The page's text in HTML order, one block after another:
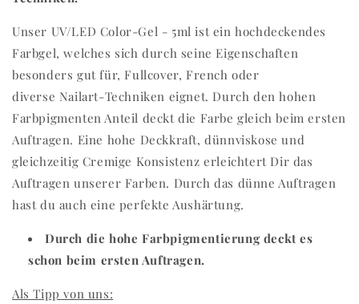
Unser UV/LED Color-Gel - 5ml ist ein hochdeckendes
Farbgel, welches sich durch seine Eigenschaften
besonders gut für, Fullcover, French oder
diverse Nailart-Techniken eignet. Durch den hohen
Farbpigmenten Anteil deckt die Farbe gleich beim ersten
Auftragen. Eine hohe Deckkraft, dünnviskose und
gleichzeitig Cremige Konsistenz erleichtert Dir das
Auftragen unserer Farben. Durch das dünne Auftragen
hast du auch eine perfekte Aushärtung.
Durch die hohe Farbpigmentierung deckt es
schon beim ersten Auftragen.
Als Tipp von uns: